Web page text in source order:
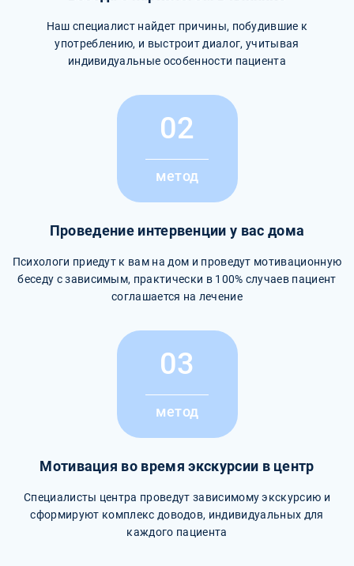
Наш специалист найдет причины, побудившие к
употреблению, и выстроит диалог, учитывая
индивидуальные особенности пациента
02
метод
Проведение интервенции у вас дома
Психологи приедут к вам на дом и проведут мотивационную
беседу с зависимым, практически в 100% случаев пациент
соглашается на лечение
03
метод
Мотивация во время экскурсии в центр
Специалисты центра проведут зависимому экскурсию и
сформируют комплекс доводов, индивидуальных для
каждого пациента